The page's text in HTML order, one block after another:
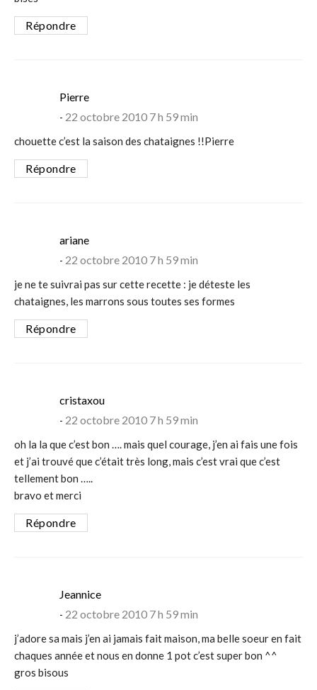
Répondre
Pierresays:
22 octobre 2010 7 h 59 min
chouette c’est la saison des chataignes !!Pierre
Répondre
arianesays:
22 octobre 2010 7 h 59 min
je ne te suivrai pas sur cette recette : je déteste les
chataignes, les marrons sous toutes ses formes
Répondre
cristaxousays:
22 octobre 2010 7 h 59 min
oh la la que c’est bon …. mais quel courage, j’en ai fais une fois
et j’ai trouvé que c’était très long, mais c’est vrai que c’est
tellement bon …..
bravo et merci
Répondre
Jeannicesays:
22 octobre 2010 7 h 59 min
j’adore sa mais j’en ai jamais fait maison, ma belle soeur en fait
chaques année et nous en donne 1 pot c’est super bon ^^
gros bisous